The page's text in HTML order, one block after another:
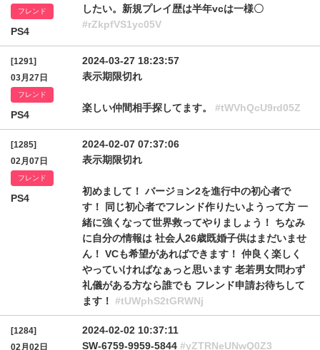
フレンド
PS4
したい。新規プレイ歴は半年vcは一様〇
#rZkpfVS1yc05V
[1291]
03月27日
フレンド
PS4
2024-03-27 18:23:57
表示期限切れ
楽しい仲間相手探してます。 #tWVhQcU9rd05Z
[1285]
02月07日
フレンド
PS4
2024-02-07 07:37:06
表示期限切れ
初めまして！ バージョン2を進行中の初心者で
す！ 同じ初心者でフレンド作りたいようって方 一
緒に強くなって世界救ってやりましょう！ ちなみ
に自分の情報は 社会人26歳既婚子供はまだいませ
ん！ VCも希望があればできます！ 仲良く楽しく
やっていければなぁっと思います 老若男女問わず
礼儀がある方なら誰でも フレンド申請お待ちして
ます！ #tUWphS2tGRWNj
[1284]
02月02日
2024-02-02 10:37:11
SW-6759-9959-5844 #yZTRNeUNwQ0Z3